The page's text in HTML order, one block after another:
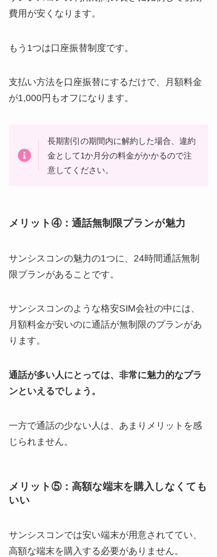
費用が安くなります。
もう1つは口座振替制度です。
支払い方法を口座振替にするだけで、月額料金
が1,000円もオフになります。
長期割引の期間内に解約した場合、違約
金として1か月分の料金がかかるので注
意してください。
メリット④：通話無制限プランが魅力
サンシスコンの魅力の1つに、24時間通話無制
限プランがあることです。
サンシスコンのような格安SIM会社の中には、
月額料金が安いのに通話が無制限のプランがあ
ります。
通話が多い人にとっては、非常に魅力的なプラ
ンといえるでしょう。
一方で通話の少ない人は、あまりメリットを感
じられません。
メリット⑤：高額な端末を購入しなくても
いい
サンシスコンでは安い端末が用意されててい、
高額な端末を購入する必要がありません。